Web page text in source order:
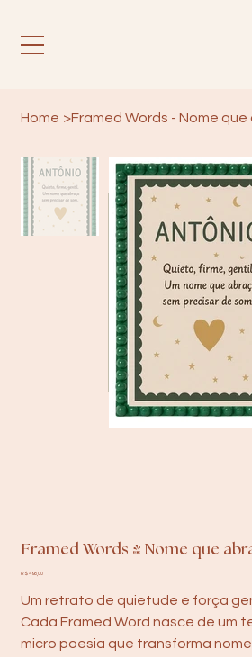
Home >Framed Words - Nome
Framed Words - Nome que
Preço
R$ 498,00
Um retrato de quietude e força
Cada Framed Word nasce de um
micro poesia que transforma